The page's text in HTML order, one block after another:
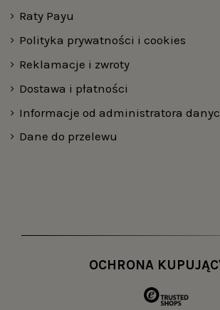
Raty Payu
Polityka prywatności i cookies
Reklamacje i zwroty
Dostawa i płatności
Informacje od administratora
Dane do przelewu
OCHRONA